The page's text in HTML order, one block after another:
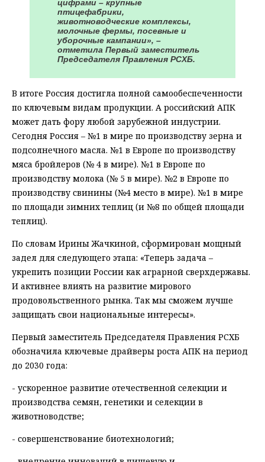
цифрами – крупные
птицефабрики,
животноводческие комплексы,
молочные фермы, посевные и
уборочные кампании», –
отметила Первый заместитель
Председателя Правления РСХБ.
В итоге Россия достигла полной самообеспеченности
по ключевым видам продукции. А российский АПК
может дать фору любой зарубежной индустрии.
Сегодня Россия – №1 в мире по производству зерна и
подсолнечного масла. №1 в Европе по производству
мяса бройлеров (№ 4 в мире). №1 в Европе по
производству молока (№ 5 в мире). №2 в Европе по
производству свинины (№4 место в мире). №1 в мире
по площади зимних теплиц (и №8 по общей площади
теплиц).
По словам Ирины Жачкиной, сформирован мощный
задел для следующего этапа: «Теперь задача –
укрепить позиции России как аграрной сверхдержавы.
И активнее влиять на развитие мирового
продовольственного рынка. Так мы сможем лучше
защищать свои национальные интересы».
Первый заместитель Председателя Правления РСХБ
обозначила ключевые драйверы роста АПК на период
до 2030 года:
- ускоренное развитие отечественной селекции и
производства семян, генетики и селекции в
животноводстве;
- совершенствование биотехнологий;